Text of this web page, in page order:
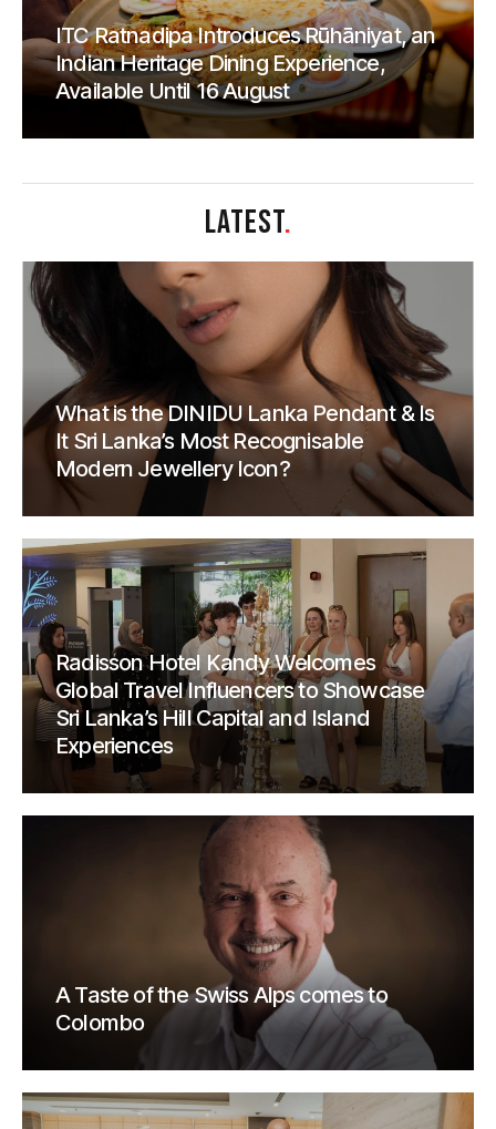
ITC Ratnadipa Introduces Rūhāniyat, an
Indian Heritage Dining Experience,
Available Until 16 August
LATEST.
What is the DINIDU Lanka Pendant & Is
It Sri Lanka’s Most Recognisable
Modern Jewellery Icon?
Radisson Hotel Kandy Welcomes
Global Travel Influencers to Showcase
Sri Lanka’s Hill Capital and Island
Experiences
A Taste of the Swiss Alps comes to
Colombo